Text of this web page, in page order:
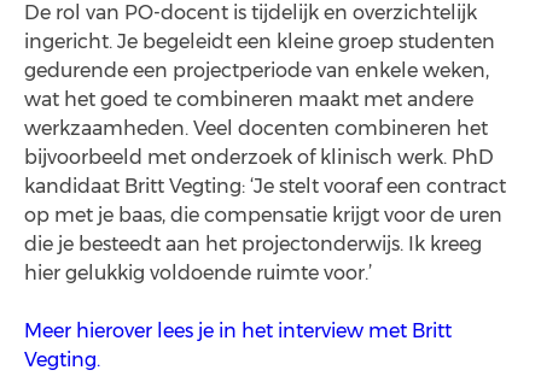
De rol van PO-docent is tijdelijk en overzichtelijk
ingericht. Je begeleidt een kleine groep studenten
gedurende een projectperiode van enkele weken,
wat het goed te combineren maakt met andere
werkzaamheden. Veel docenten combineren het
bijvoorbeeld met onderzoek of klinisch werk. PhD
kandidaat Britt Vegting: ‘Je stelt vooraf een contract
op met je baas, die compensatie krijgt voor de uren
die je besteedt aan het projectonderwijs. Ik kreeg
hier gelukkig voldoende ruimte voor.’
Meer hierover lees je in het interview met Britt
Vegting.